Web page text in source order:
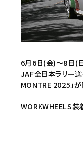
6月6日(金)〜8日(
JAF全日本ラリー
MONTRE 2025」が
WORKWHEELS装